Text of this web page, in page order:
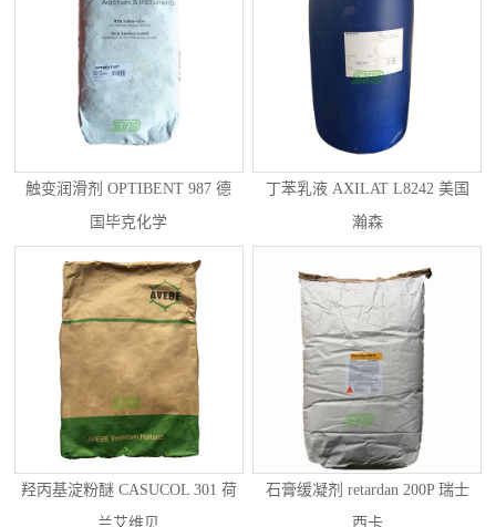
触变润滑剂 OPTIBENT 987 德
国毕克化学
丁苯乳液 AXILAT L8242 美国
瀚森
羟丙基淀粉醚 CASUCOL 301 荷
兰艾维贝
石膏缓凝剂 retardan 200P 瑞士
西卡